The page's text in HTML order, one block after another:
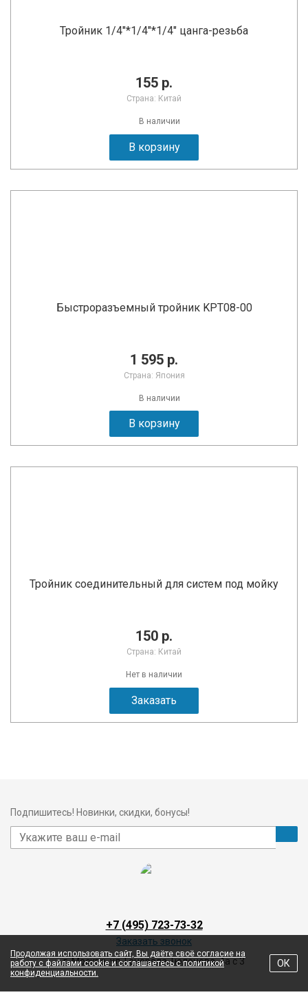
Тройник 1/4"*1/4"*1/4" цанга-резьба
155 р.
Страна: Китай
В наличии
В корзину
Быстроразъемный тройник KPT08-00
1 595 р.
Страна: Япония
В наличии
В корзину
Тройник соединительный для систем под мойку
150 р.
Страна: Китай
Нет в наличии
Заказать
Подпишитесь! Новинки, скидки, бонусы!
+7 (495) 723-73-32
Заказать звонок
г. Москва, ул. Генерала Тюленева, 4а с 3
Продолжая использовать сайт, Вы даёте своё согласие на
работу с файлами cookie и соглашаетесь с политикой
конфиденциальности.
ОК